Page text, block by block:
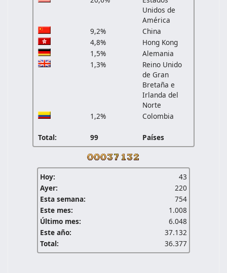
Unidos de
América
9,2%
China
4,8%
Hong Kong
1,5%
Alemania
1,3%
Reino Unido
de Gran
Bretaña e
Irlanda del
Norte
1,2%
Colombia
Total: 99 Países
Hoy:
43
Ayer:
220
Esta semana:
754
Este mes:
1.008
Último mes:
6.048
Este año:
37.132
Total:
36.377